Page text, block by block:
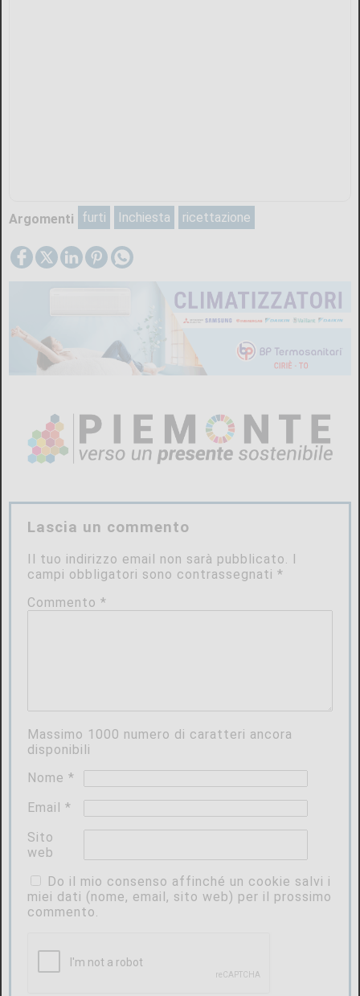
Argomenti furti Inchiesta ricettazione
Lascia un commento
Il tuo indirizzo email non sarà pubblicato. I
campi obbligatori sono contrassegnati*
Commento*
Massimo 1000 numero di caratteri ancora
disponibili
Nome*
Email*
Sito
web
Do il mio consenso affinché un cookie salvi i
miei dati (nome, email, sito web) per il prossimo
commento.